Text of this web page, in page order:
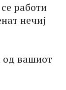
работи
нечиј
од вашиот